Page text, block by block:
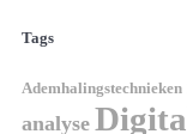
Tags
Ademhalingstechnieken
analyse